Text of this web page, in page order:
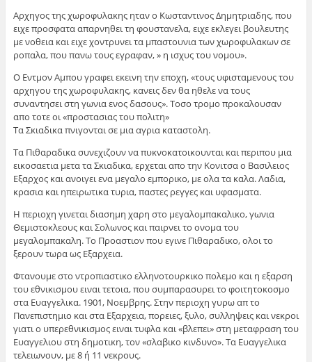
Αρχηγος της χωροφυλακης ηταν ο Κωσταντινος Δημητριαδης, που
ειχε προσφατα απαρνηθει τη φουστανελα, ειχε εκλεγει βουλευτης
με νοθεια και ειχε χοντρυνει τα μπαστουνια των χωροφυλακων σε
ροπαλα, που πανω τους εγραφαν, » η ισχυς του νομου».
Ο Εντμον Αμπου γραφει εκεινη την εποχη, «τους υφισταμενους του
αρχηγου της χωροφυλακης, κανεις δεν θα ηθελε να τους
συναντησει στη γωνια ενος δασους». Τοσο τρομο προκαλουσαν
απο τοτε οι «προστασιας του πολιτη»
Τα Σκιαδικα πνιγονται σε μια αγρια καταστολη.
Τα Πιθαραδικα συνεχιζουν να πυκνοκατοικουνται και περιπου μια
εικοσαετια μετα τα Σκιαδικα, ερχεται απο την Κονιτσα ο Βασιλειος
Εξαρχος και ανοιγει ενα μεγαλο εμπορικο, με ολα τα καλα. Λαδια,
κρασια και ηπειρωτικα τυρια, παστες ρεγγες και υφασματα.
Η περιοχη γινεται διασημη χαρη στο μεγαλομπακαλικο, γωνια
Θεμιστοκλεους και Σολωνος και παιρνει το ονομα του
μεγαλομπακαλη. Το Προαστιον που εγινε Πιθαραδικο, ολοι το
ξερουν τωρα ως Εξαρχεια.
Φτανουμε στο ντροπιαστικο ελληνοτουρκικο πολεμο και η εξαρση
του εθνικισμου ειναι τετοια, που συμπαρασυρει το φοιτητοκοσμο
στα Ευαγγελικα. 1901, Νοεμβρης. Στην περιοχη γυρω απ το
Πανεπιστημιο και στα Εξαρχεια, πορειες, ξυλο, συλληψεις και νεκροι
γιατι ο υπερεθνικισμος ειναι τυφλα και «βλεπει» στη μεταφραση του
Ευαγγελιου στη δημοτικη, τον «σλαβικο κινδυνο». Τα Ευαγγελικα
τελειωνουν, με 8 ή 11 νεκρους.